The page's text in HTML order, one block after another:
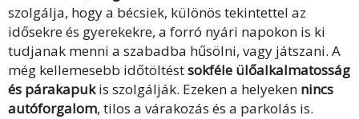
szolgálja, hogy a bécsiek, különös tekintettel az
idősekre és gyerekekre, a forró nyári napokon is ki
tudjanak menni a szabadba hűsölni, vagy játszani. A
még kellemesebb időtöltéstsokféle ülőalkalmatosság
és párakapukis szolgálják. Ezeken a helyeken nincs
autóforgalom, tilos a várakozás és a parkolás is.